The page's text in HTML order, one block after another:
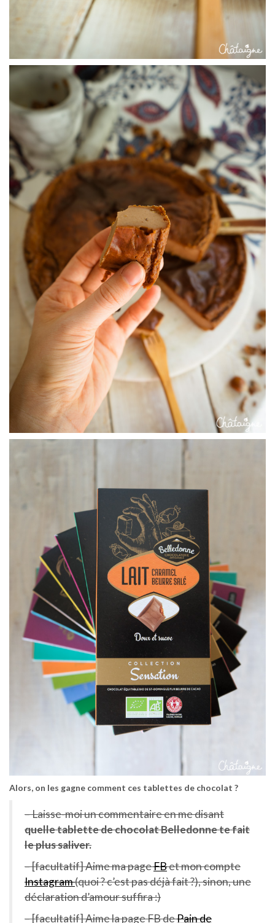
Alors, on les gagne comment ces tablettes de chocolat ?
– Laisse-moi un commentaire en me disant
quelle tablette de chocolat Belledonne te fait
le plus saliver.
– [facultatif] Aime ma pageFBet mon compte
Instagram(quoi ? c’est pas déjà fait ?), sinon, une
déclaration d’amour suffira :)
– [facultatif] Aime la page FB dePain de